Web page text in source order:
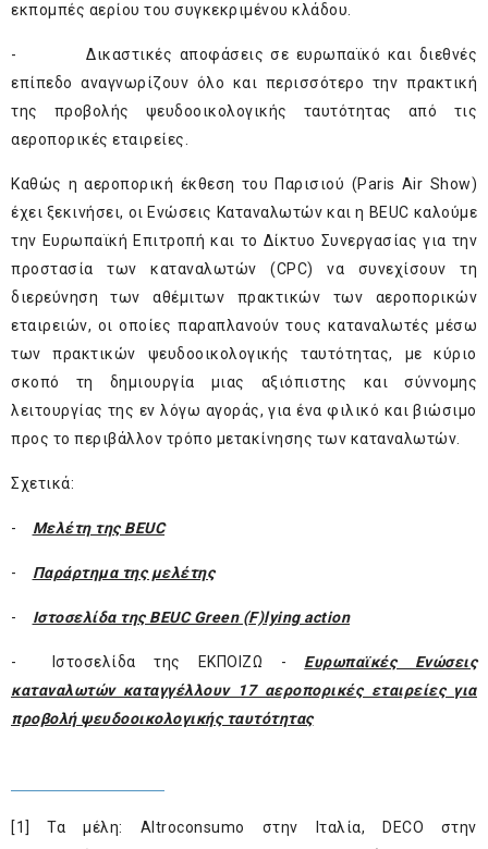
εκπομπές αερίου του συγκεκριμένου κλάδου.
- Δικαστικές αποφάσεις σε ευρωπαϊκό και διεθνές
επίπεδο αναγνωρίζουν όλο και περισσότερο την πρακτική
της προβολής ψευδοοικολογικής ταυτότητας από τις
αεροπορικές εταιρείες.
Καθώς η αεροπορική έκθεση του Παρισιού (Paris Air Show)
έχει ξεκινήσει, οι Ενώσεις Καταναλωτών και η BEUC καλούμε
την Ευρωπαϊκή Επιτροπή και το Δίκτυο Συνεργασίας για την
προστασία των καταναλωτών (CPC) να συνεχίσουν τη
διερεύνηση των αθέμιτων πρακτικών των αεροπορικών
εταιρειών, οι οποίες παραπλανούν τους καταναλωτές μέσω
των πρακτικών ψευδοοικολογικής ταυτότητας, με κύριο
σκοπό τη δημιουργία μιας αξιόπιστης και σύννομης
λειτουργίας της εν λόγω αγοράς, για ένα φιλικό και βιώσιμο
προς το περιβάλλον τρόπο μετακίνησης των καταναλωτών.
Σχετικά:
- Μελέτη της BEUC
- Παράρτημα της μελέτης
- Ιστοσελίδα της BEUC Green (F)lying action
- Ιστοσελίδα της ΕΚΠΟΙΖΩ - Ευρωπαϊκές Ενώσεις
καταναλωτών καταγγέλλουν 17 αεροπορικές εταιρείες για
προβολή ψευδοοικολογικής ταυτότητας
[1]
Τα μέλη: Altroconsumo στην Ιταλία, DECO στην